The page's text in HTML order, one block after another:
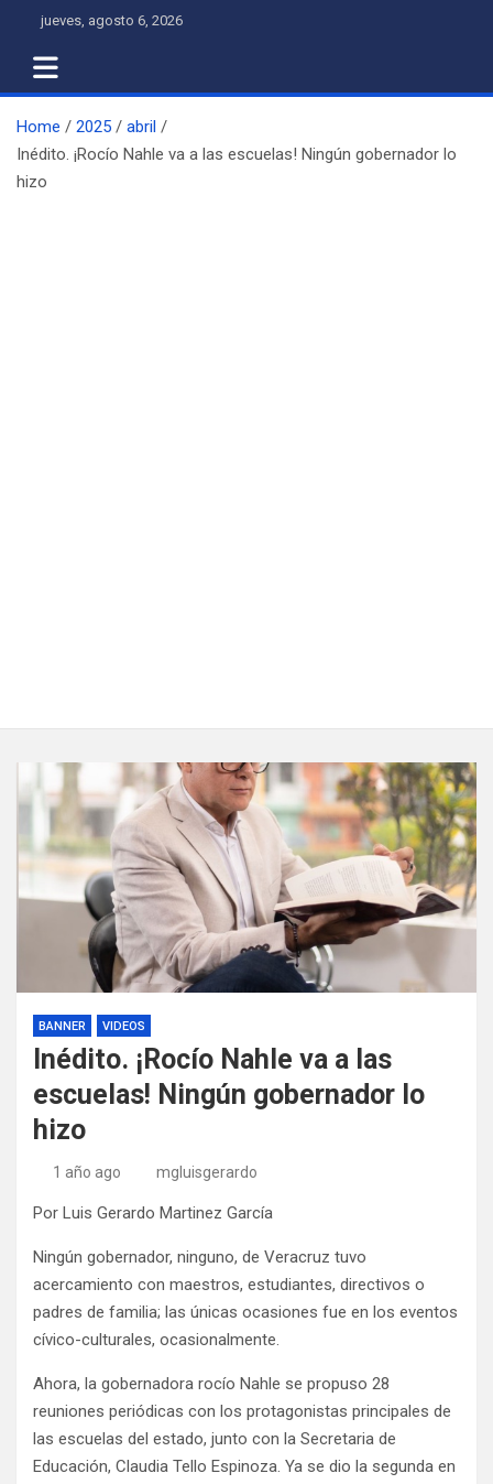
content
jueves, agosto 6, 2026
Home 2025
abril
Inédito. ¡Rocío Nahle va a las escuelas! Ningún gobernador lo
hizo
BANNER VIDEOS
Inédito. ¡Rocío Nahle va a las
escuelas! Ningún gobernador lo
hizo
1 año ago mgluisgerardo
Por Luis Gerardo Martinez García
Ningún gobernador, ninguno, de Veracruz tuvo
acercamiento con maestros, estudiantes, directivos o
padres de familia; las únicas ocasiones fue en los eventos
cívico-culturales, ocasionalmente.
Ahora, la gobernadora rocío Nahle se propuso 28
reuniones periódicas con los protagonistas principales de
las escuelas del estado, junto con la Secretaria de
Educación, Claudia Tello Espinoza. Ya se dio la segunda en